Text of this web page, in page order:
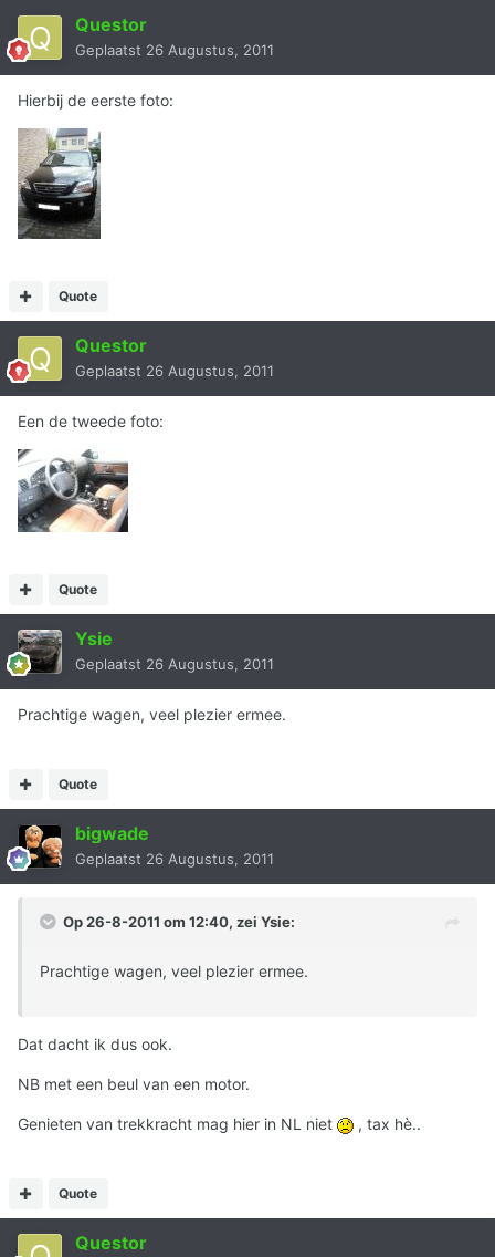
Questor
Geplaatst 26 Augustus, 2011
Hierbij de eerste foto:
Quote
Questor
Geplaatst 26 Augustus, 2011
Een de tweede foto:
Quote
Ysie
Geplaatst 26 Augustus, 2011
Prachtige wagen, veel plezier ermee.
Quote
bigwade
Geplaatst 26 Augustus, 2011
Op 26-8-2011 om 12:40, zei Ysie:
Prachtige wagen, veel plezier ermee.
Dat dacht ik dus ook.
NB met een beul van een motor.
Genieten van trekkracht mag hier in NL niet , tax hè..
Quote
Questor